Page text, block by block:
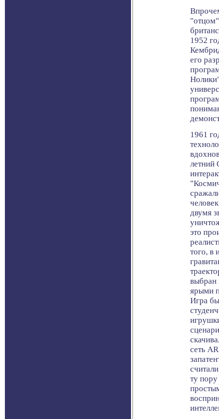
1952
его
1961
летний
двумя
это
того, в
выбран
ярыми
Игра
сеть
ту